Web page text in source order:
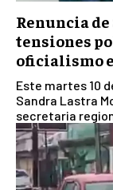
Renuncia
tensiones
oficialismo
Este martes 10
Sandra Lastra
secretaria